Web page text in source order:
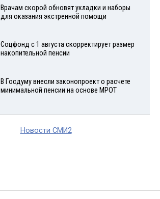
Врачам скорой обновят укладки и наборы
для оказания экстренной помощи
Соцфонд с 1 августа скорректирует размер
накопительной пенсии
В Госдуму внесли законопроект о расчете
минимальной пенсии на основе МРОТ
Новости СМИ2